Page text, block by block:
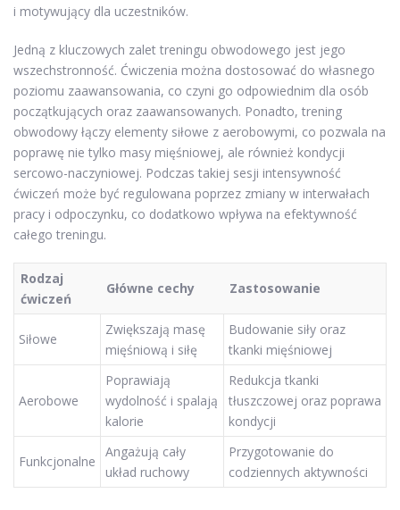
i motywujący dla uczestników.
Jedną z kluczowych zalet treningu obwodowego jest jego
wszechstronność. Ćwiczenia można dostosować do własnego
poziomu zaawansowania, co czyni go odpowiednim dla osób
początkujących oraz zaawansowanych. Ponadto, trening
obwodowy łączy elementy siłowe z aerobowymi, co pozwala na
poprawę nie tylko masy mięśniowej, ale również kondycji
sercowo-naczyniowej. Podczas takiej sesji intensywność
ćwiczeń może być regulowana poprzez zmiany w interwałach
pracy i odpoczynku, co dodatkowo wpływa na efektywność
całego treningu.
Rodzaj
ćwiczeń
Główne cechy Zastosowanie
Siłowe
Zwiększają masę
mięśniową i siłę
Budowanie siły oraz
tkanki mięśniowej
Aerobowe
Poprawiają
wydolność i spalają
kalorie
Redukcja tkanki
tłuszczowej oraz poprawa
kondycji
Funkcjonalne
Angażują cały
układ ruchowy
Przygotowanie do
codziennych aktywności